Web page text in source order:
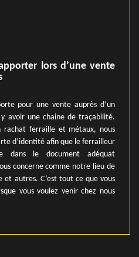
lors d’une vente
pour une vente auprès d’un
avoir une chaine de traçabilité.
rachat ferraille et métaux, nous
d’identité afin que le ferrailleur
dans le document adéquat
concerne comme notre lieu de
et autres. C’est tout ce que vous
vous voulez venir chez nous